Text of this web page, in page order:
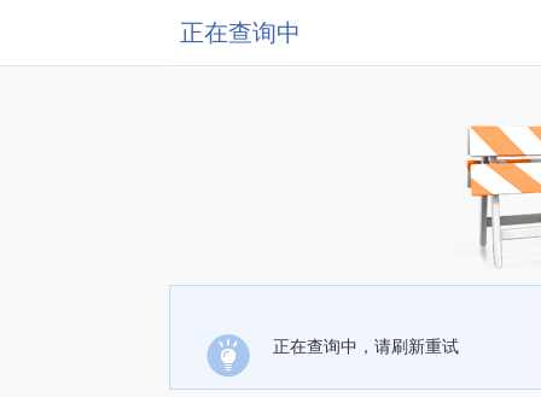
正在查询中
正在查询中，请刷新重试